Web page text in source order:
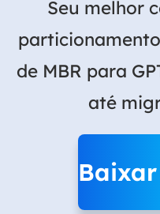
Seu melhor
de MBR para
até